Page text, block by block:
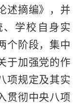
述摘编》，并
学校自身实
个阶段，集中
于加强党的作
项规定及其实
贯彻中央八项